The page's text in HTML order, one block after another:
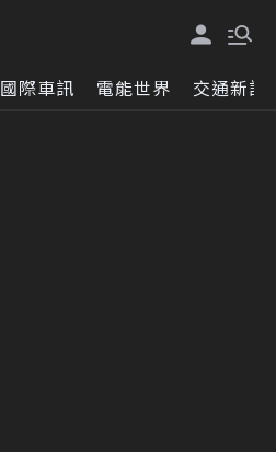
國際車訊 電能世界 交通新訊